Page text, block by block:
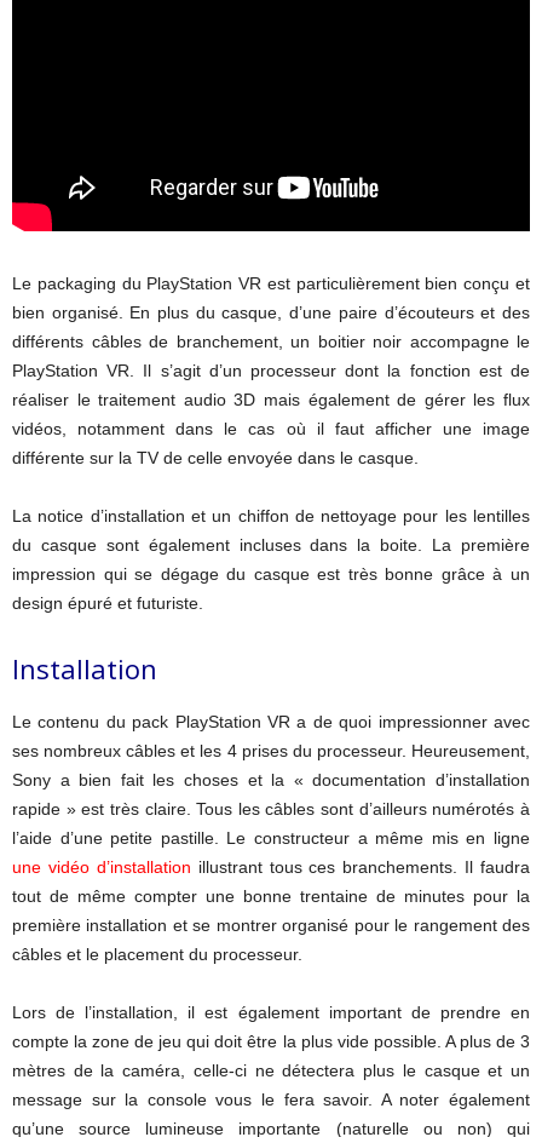
Le packaging du PlayStation VR est particulièrement bien conçu et
bien organisé. En plus du casque, d’une paire d’écouteurs et des
différents câbles de branchement, un boitier noir accompagne le
PlayStation VR. Il s’agit d’un processeur dont la fonction est de
réaliser le traitement audio 3D mais également de gérer les flux
vidéos, notamment dans le cas où il faut afficher une image
différente sur la TV de celle envoyée dans le casque.
La notice d’installation et un chiffon de nettoyage pour les lentilles
du casque sont également incluses dans la boite. La première
impression qui se dégage du casque est très bonne grâce à un
design épuré et futuriste.
Installation
Le contenu du pack PlayStation VR a de quoi impressionner avec
ses nombreux câbles et les 4 prises du processeur. Heureusement,
Sony a bien fait les choses et la « documentation d’installation
rapide » est très claire. Tous les câbles sont d’ailleurs numérotés à
l’aide d’une petite pastille. Le constructeur a même mis en ligne
une vidéo d’installation illustrant tous ces branchements. Il faudra
tout de même compter une bonne trentaine de minutes pour la
première installation et se montrer organisé pour le rangement des
câbles et le placement du processeur.
Lors de l’installation, il est également important de prendre en
compte la zone de jeu qui doit être la plus vide possible. A plus de 3
mètres de la caméra, celle-ci ne détectera plus le casque et un
message sur la console vous le fera savoir. A noter également
qu’une source lumineuse importante (naturelle ou non) qui